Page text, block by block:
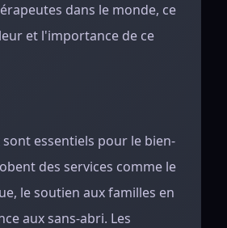
dans le monde, ce
et l'importance de ce
sont essentiels pour le bien-
des services comme le
le soutien aux familles en
aux sans-abri. Les